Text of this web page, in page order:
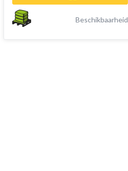
Beschikbaarheid